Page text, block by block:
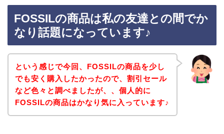
FOSSILの商品は私の友達との間でか
なり話題になっています♪
という感じで今回、FOSSILの商品を少し
でも安く購入したかったので、割引セール
など色々と調べましたが、、個人的に
FOSSILの商品はかなり気に入っています♪